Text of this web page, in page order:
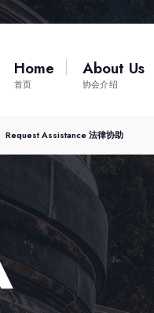
Home
首页
About Us
协会介绍
Request Assistance 法律协助